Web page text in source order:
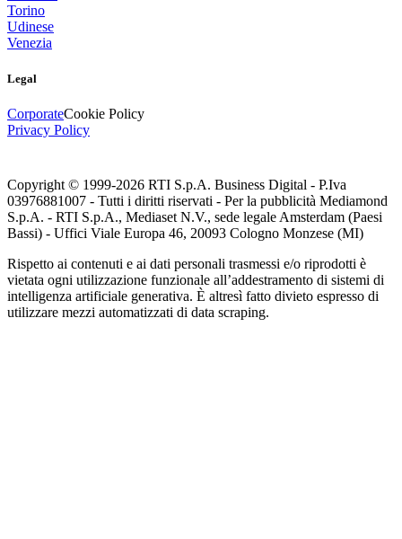
Torino
Udinese
Venezia
Legal
CorporateCookie Policy
Privacy Policy
Copyright © 1999-2026 RTI S.p.A. Business Digital - P.Iva
03976881007 - Tutti i diritti riservati - Per la pubblicità Mediamond
S.p.A. - RTI S.p.A., Mediaset N.V., sede legale Amsterdam (Paesi
Bassi) - Uffici Viale Europa 46, 20093 Cologno Monzese (MI)
Rispetto ai contenuti e ai dati personali trasmessi e/o riprodotti è
vietata ogni utilizzazione funzionale all’addestramento di sistemi di
intelligenza artificiale generativa. È altresì fatto divieto espresso di
utilizzare mezzi automatizzati di data scraping.